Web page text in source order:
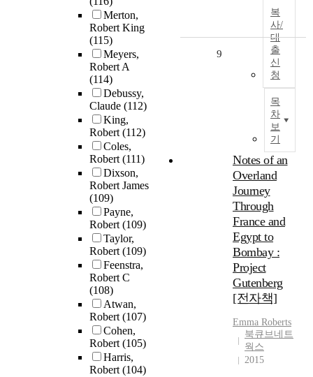
Merton,
Robert King
(115)
Meyers,
Robert A
(114)
Debussy,
Claude (112)
King,
Robert(112)
Coles,
Robert(111)
Dixson,
Robert James
(109)
Payne,
Robert(109)
Taylor,
Robert(109)
Feenstra,
Robert C
(108)
Atwan,
Robert(107)
Cohen,
Robert(105)
Harris,
Robert(104)
복
사/
대
출
신
청
목
차
보
기
9
Notes of an
Overland
Journey
Through
France and
Egypt to
Bombay :
Project
Gutenberg
[전자책]
Emma Roberts
북큐브네트
웍스
2015